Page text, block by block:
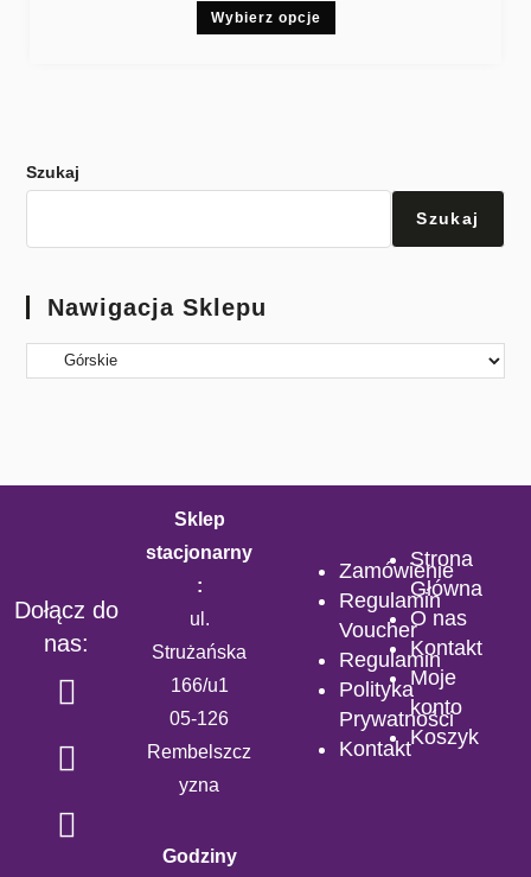
Wybierz opcje
Szukaj
Szukaj
Nawigacja Sklepu
Dołącz do
nas:
Sklep
stacjonarny
:
ul.
Strużańska
166/u1
05-126
Rembelszcz
yzna
Godziny
Zamówienie
Regulamin
Voucher
Regulamin
Polityka
Prywatności
Kontakt
Strona
Główna
O nas
Kontakt
Moje
konto
Koszyk